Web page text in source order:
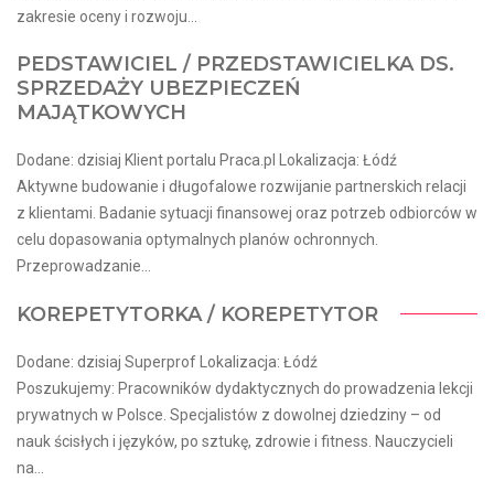
zakresie oceny i rozwoju...
PEDSTAWICIEL / PRZEDSTAWICIELKA DS.
SPRZEDAŻY UBEZPIECZEŃ
MAJĄTKOWYCH
Dodane: dzisiaj Klient portalu Praca.pl Lokalizacja: Łódź
Aktywne budowanie i długofalowe rozwijanie partnerskich relacji
z klientami. Badanie sytuacji finansowej oraz potrzeb odbiorców w
celu dopasowania optymalnych planów ochronnych.
Przeprowadzanie...
KOREPETYTORKA / KOREPETYTOR
Dodane: dzisiaj Superprof Lokalizacja: Łódź
Poszukujemy: Pracowników dydaktycznych do prowadzenia lekcji
prywatnych w Polsce. Specjalistów z dowolnej dziedziny – od
nauk ścisłych i języków, po sztukę, zdrowie i fitness. Nauczycieli
na...